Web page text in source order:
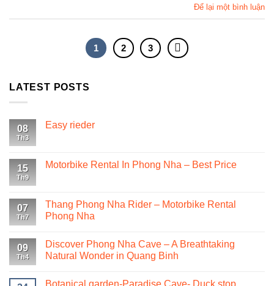
Để lại một bình luận
1 2 3
LATEST POSTS
08
Th3
Easy rieder
15
Th9
Motorbike Rental In Phong Nha – Best Price
07
Th7
Thang Phong Nha Rider – Motorbike Rental
Phong Nha
09
Th4
Discover Phong Nha Cave – A Breathtaking
Natural Wonder in Quang Binh
Botanical garden-Paradise Cave- Duck stop.